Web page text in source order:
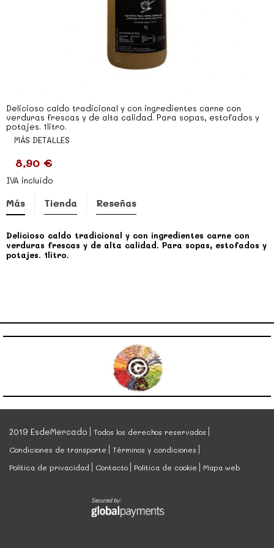
Delicioso caldo tradicional y con ingredientes carne con
verduras frescas y de alta calidad. Para sopas, estofados y
potajes. 1litro.
MÁS DETALLES
8,90 €
IVA incluído
Más Tienda Reseñas
Delicioso caldo tradicional y con ingredientes carne con
verduras frescas y de alta calidad. Para sopas, estofados y
potajes. 1litro.
2019 EsdeMercado
Todos los derechos reservados
Condiciones de transporte
Términos y condiciones
Política de privacidad
Contacto Política de cookie Mapa web